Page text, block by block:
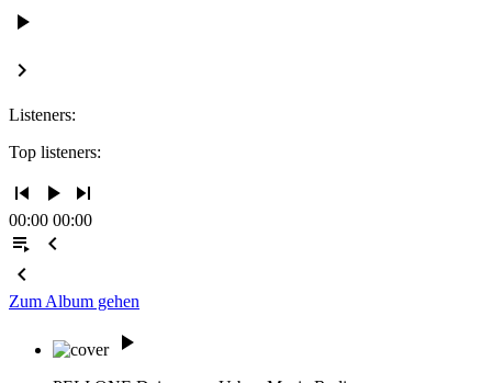
play_arrow
keyboard_arrow_right
Listeners:
Top listeners:
skip_previous play_arrow skip_next
00:00 00:00
playlist_play
chevron_left
chevron_left
Zum Album gehen
play_arrow